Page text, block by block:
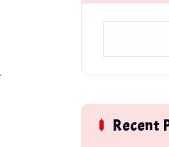
e
n
Recent